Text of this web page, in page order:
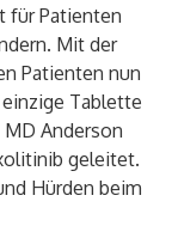
für Patienten
Mit der
Patienten nun
Tablette
MD Anderson
geleitet.
Hürden beim